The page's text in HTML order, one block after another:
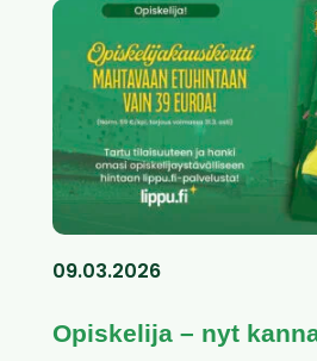
09.03.2026
Opiskelija – nyt